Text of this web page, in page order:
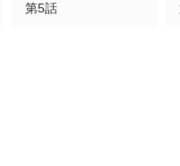
第5話